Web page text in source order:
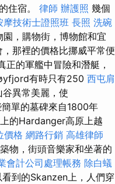
住宿。 律師 辦護照 幾個
摩技術士證照班 長照 洗碗
，購物街，博物館和宜
那裡的價格比挪威平常便
的軍艦中冒險和潛艇，
有時只有250 西屯肩
異常美麗，使
單的墓碑來自1800年
的Hardanger高原上越
價格 網路行銷 高雄律師
物，街頭音樂家和坐著的
會計公司處理帳務 除白蟻
到的Skanzen上，人們穿